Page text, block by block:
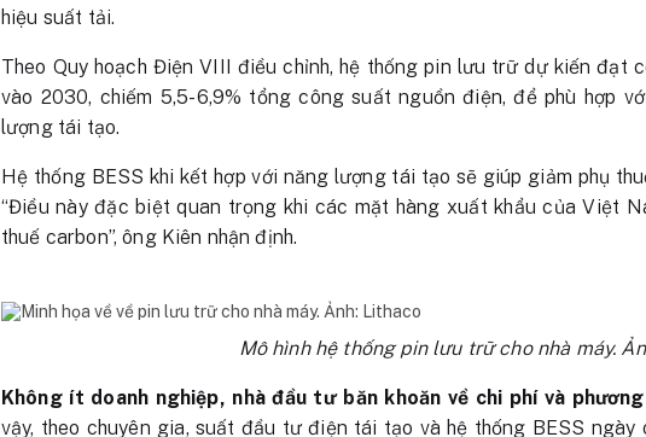
hiệu suất tải.
Theo Quy hoạch Điện VIII điều chỉnh, hệ thống pin lưu trữ dự kiến đạt
vào 2030, chiếm 5,5-6,9% tổng công suất nguồn điện, để phù hợp
lượng tái tạo.
Hệ thống BESS khi kết hợp với năng lượng tái tạo sẽ giúp giảm phụ
“Điều này đặc biệt quan trọng khi các mặt hàng xuất khẩu của Việt
thuế carbon”, ông Kiên nhận định.
Mô hình hệ thống pin lưu trữ cho nhà máy.
Không ít doanh nghiệp, nhà đầu tư băn khoăn về chi phí và
vậy, theo chuyên gia, suất đầu tư điện tái tạo và hệ thống BESS ngày